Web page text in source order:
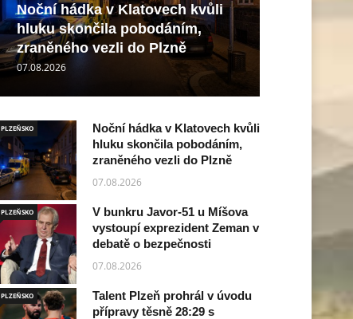
Noční hádka v Klatovech kvůli
hluku skončila pobodáním,
zraněného vezli do Plzně
07.08.2026
PLZEŇSKO
Noční hádka v Klatovech kvůli
hluku skončila pobodáním,
zraněného vezli do Plzně
07.08.2026
PLZEŇSKO
V bunkru Javor-51 u Míšova
vystoupí exprezident Zeman v
debatě o bezpečnosti
07.08.2026
PLZEŇSKO
Talent Plzeň prohrál v úvodu
přípravy těsně 28:29 s